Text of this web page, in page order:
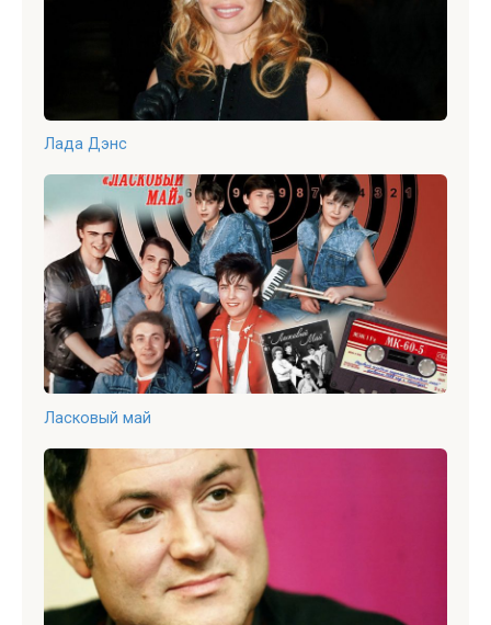
Лада Дэнс
Ласковый май